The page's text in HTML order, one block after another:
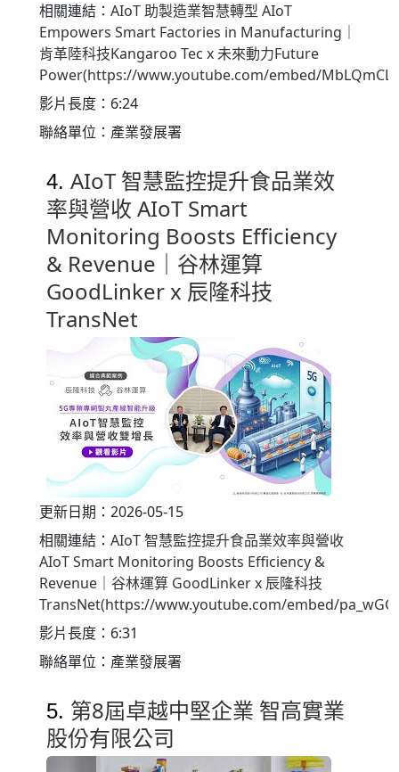
相關連結： AIoT 助製造業智慧轉型 AIoT
Empowers Smart Factories in Manufacturing｜
肯革陸科技Kangaroo Tec x 未來動力Future
Power(https://www.youtube.com/embed/
影片長度：6:24
聯絡單位：產業發展署
4. AIoT 智慧監控提升食品業效
率與營收 AIoT Smart
Monitoring Boosts Efficiency
& Revenue｜谷林運算
GoodLinker x 辰隆科技
TransNet
更新日期：2026-05-15
相關連結： AIoT 智慧監控提升食品業效率與營收
AIoT Smart Monitoring Boosts Efficiency &
Revenue｜谷林運算 GoodLinker x 辰隆科技
TransNet(https://www.youtube.com/embed/
影片長度：6:31
聯絡單位：產業發展署
5. 第8屆卓越中堅企業 智高實業
股份有限公司